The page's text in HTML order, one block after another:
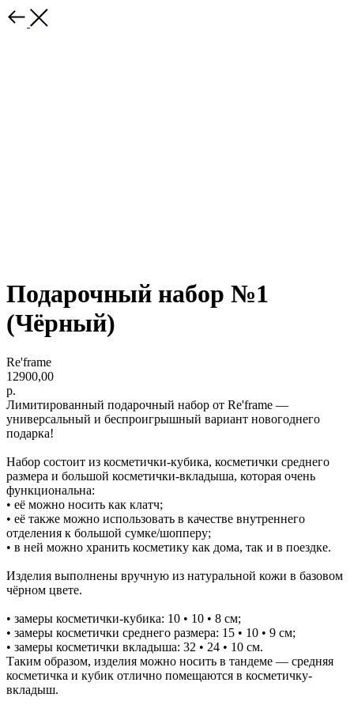
Подарочный набор №1
(Чёрный)
Re'frame
12900,00
р.
Лимитированный подарочный набор от Re'frame —
универсальный и беспроигрышный вариант новогоднего
подарка!
Набор состоит из косметички-кубика, косметички среднего
размера и большой косметички-вкладыша, которая очень
функциональна:
• её можно носить как клатч;
• её также можно использовать в качестве внутреннего
отделения к большой сумке/шопперу;
• в ней можно хранить косметику как дома, так и в поездке.
Изделия выполнены вручную из натуральной кожи в базовом
чёрном цвете.
• замеры косметички-кубика: 10 • 10 • 8 см;
• замеры косметички среднего размера: 15 • 10 • 9 см;
• замеры косметички вкладыша: 32 • 24 • 10 см.
Таким образом, изделия можно носить в тандеме — средняя
косметичка и кубик отлично помещаются в косметичку-
вкладыш.